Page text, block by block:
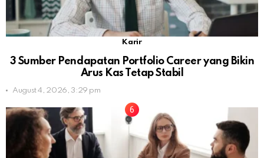
Karir
3 Sumber Pendapatan Portfolio Career yang Bikin
Arus Kas Tetap Stabil
August 4, 2026, 3:29 pm